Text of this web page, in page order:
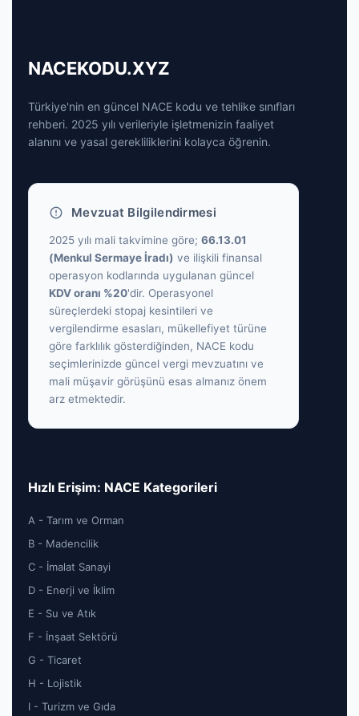
NACEKODU.XYZ
Türkiye'nin en güncel NACE kodu ve tehlike sınıfları
rehberi. 2025 yılı verileriyle işletmenizin faaliyet
alanını ve yasal gerekliliklerini kolayca öğrenin.
Mevzuat Bilgilendirmesi
2025 yılı mali takvimine göre; 66.13.01
(Menkul Sermaye İradı) ve ilişkili finansal
operasyon kodlarında uygulanan güncel
KDV oranı %20'dir. Operasyonel
süreçlerdeki stopaj kesintileri ve
vergilendirme esasları, mükellefiyet türüne
göre farklılık gösterdiğinden, NACE kodu
seçimlerinizde güncel vergi mevzuatını ve
mali müşavir görüşünü esas almanız önem
arz etmektedir.
Hızlı Erişim: NACE Kategorileri
A - Tarım ve Orman
B - Madencilik
C - İmalat Sanayi
D - Enerji ve İklim
E - Su ve Atık
F - İnşaat Sektörü
G - Ticaret
H - Lojistik
I - Turizm ve Gıda